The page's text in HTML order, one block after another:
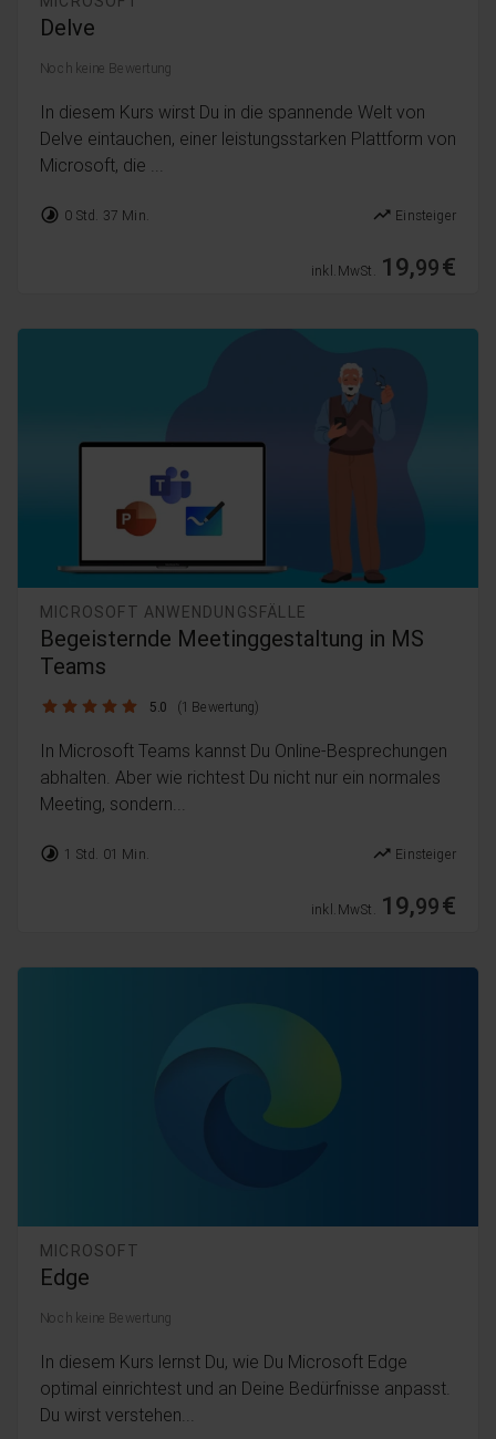
Delve
Noch keine Bewertung
In diesem Kurs wirst Du in die spannende Welt von
Delve eintauchen, einer leistungsstarken Plattform von
Microsoft, die ...
timelapse 0 Std. 37 Min. trending_up Einsteiger
inkl. MwSt. 19,99€
MICROSOFT ANWENDUNGSFÄLLE
Begeisternde Meetinggestaltung in MS
Teams
5.0 / 5 5.0 (1 Bewertung)
In Microsoft Teams kannst Du Online-Besprechungen
abhalten. Aber wie richtest Du nicht nur ein normales
Meeting, sondern...
timelapse 1 Std. 01 Min. trending_up Einsteiger
inkl. MwSt. 19,99€
MICROSOFT
Edge
Noch keine Bewertung
In diesem Kurs lernst Du, wie Du Microsoft Edge
optimal einrichtest und an Deine Bedürfnisse anpasst.
Du wirst verstehen...